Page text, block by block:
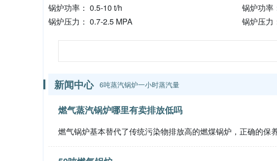
锅炉功率： 0.5-10 t/h
锅炉压力： 0.7-2.5 MPA
锅炉功率
锅炉压力
新闻中心 6吨蒸汽锅炉一小时蒸汽量
燃气蒸汽锅炉哪里有卖排放低吗
燃气锅炉基本替代了传统污染物排放高的燃煤锅炉，正确的保